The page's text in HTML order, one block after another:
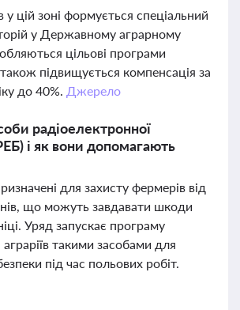
цій зоні формується спеціальний
у Державному аграрному
цільові програми
підвищується компенсація за
до 40%. Джерело
радіоелектронної
і як вони допомагають
для захисту фермерів від
що можуть завдавати шкоди
Уряд запускає програму
такими засобами для
під час польових робіт.